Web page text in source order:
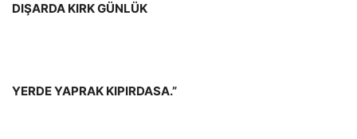
DIŞARDA KIRK GÜNLÜK
YERDE YAPRAK KIPIRDASA.”